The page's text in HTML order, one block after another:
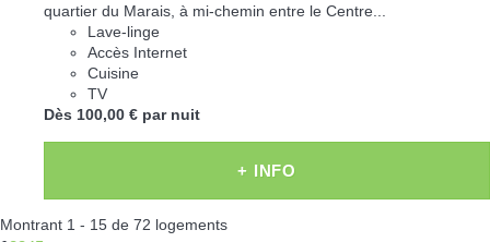
quartier du Marais, à mi-chemin entre le Centre...
Lave-linge
Accès Internet
Cuisine
TV
Dès 100,00 € par nuit
+ INFO
Montrant 1 - 15 de 72 logements